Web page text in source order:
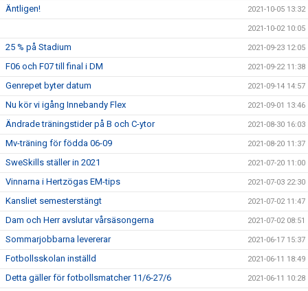
Äntligen! 2021-10-05 13:32
2021-10-02 10:05
25 % på Stadium 2021-09-23 12:05
F06 och F07 till final i DM 2021-09-22 11:38
Genrepet byter datum 2021-09-14 14:57
Nu kör vi igång Innebandy Flex 2021-09-01 13:46
Ändrade träningstider på B och C-ytor 2021-08-30 16:03
Mv-träning för födda 06-09 2021-08-20 11:37
SweSkills ställer in 2021 2021-07-20 11:00
Vinnarna i Hertzögas EM-tips 2021-07-03 22:30
Kansliet semesterstängt 2021-07-02 11:47
Dam och Herr avslutar vårsäsongerna 2021-07-02 08:51
Sommarjobbarna levererar 2021-06-17 15:37
Fotbollsskolan inställd 2021-06-11 18:49
Detta gäller för fotbollsmatcher 11/6-27/6 2021-06-11 10:28